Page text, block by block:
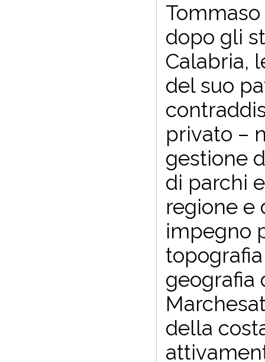
dopo gli
Calabria,
del suo
privato –
gestione
di parchi
regione e
impegno
geografia
della